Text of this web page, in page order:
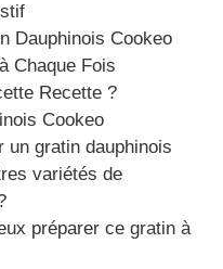
Dauphinois Cookeo
Chaque Fois
Recette ?
Cookeo
un gratin dauphinois
variétés de
préparer ce gratin à